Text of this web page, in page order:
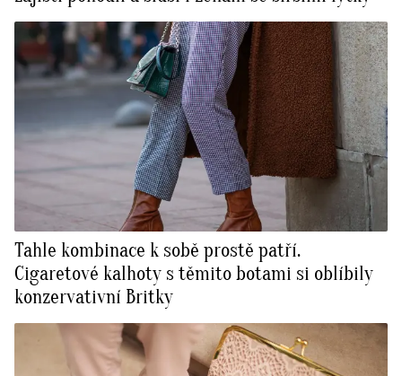
Tahle kombinace k sobě prostě patří.
Cigaretové kalhoty s těmito botami si oblíbily
konzervativní Britky